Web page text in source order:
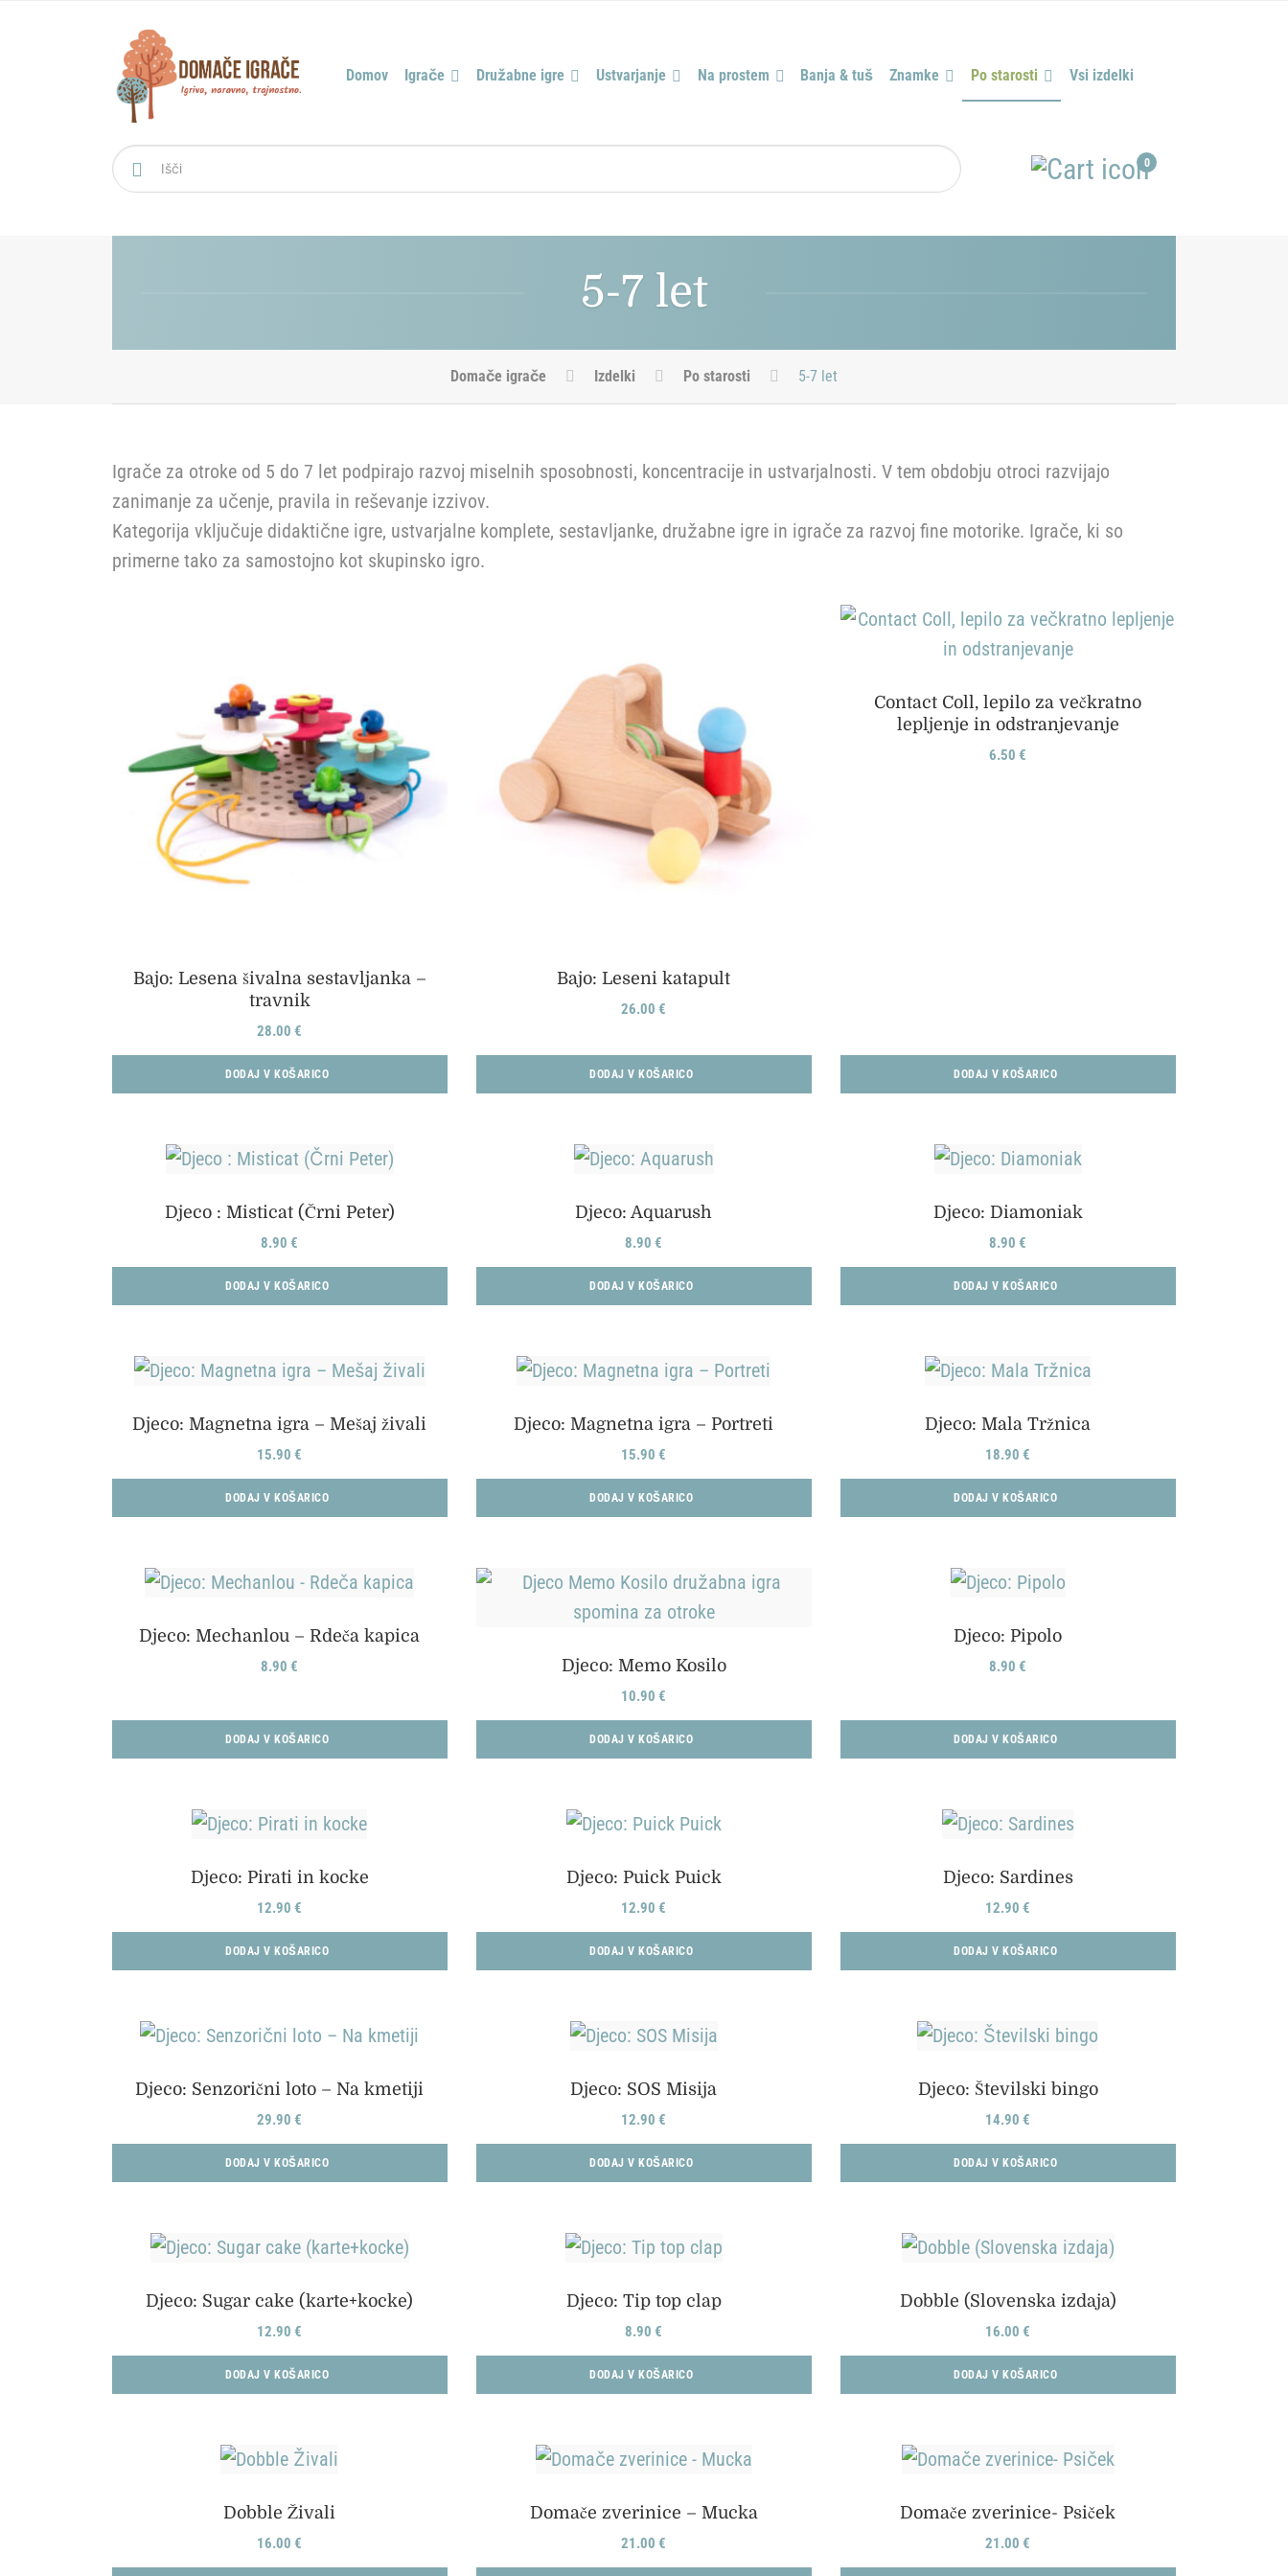
Domov Igrače Družabne igre Ustvarjanje Na prostem Banja & tuš Znamke Po starosti Vsi izdelki
Išči: 0
5-7 let
Domače igrače Izdelki Po starosti 5-7 let
Igrače za otroke od 5 do 7 let podpirajo razvoj miselnih sposobnosti, koncentracije in ustvarjalnosti. V tem obdobju otroci razvijajo
zanimanje za učenje, pravila in reševanje izzivov.
Kategorija vključuje didaktične igre, ustvarjalne komplete, sestavljanke, družabne igre in igrače za razvoj fine motorike. Igrače, ki so
primerne tako za samostojno kot skupinsko igro.
Bajo: Lesena šivalna sestavljanka –
travnik
28.00€
DODAJ V KOŠARICO
Bajo: Leseni katapult
26.00€
DODAJ V KOŠARICO
Contact Coll, lepilo za večkratno
lepljenje in odstranjevanje
6.50€
DODAJ V KOŠARICO
Djeco : Misticat (Črni Peter)
8.90€
DODAJ V KOŠARICO
Djeco: Aquarush
8.90€
DODAJ V KOŠARICO
Djeco: Diamoniak
8.90€
DODAJ V KOŠARICO
Djeco: Magnetna igra – Mešaj živali
15.90€
DODAJ V KOŠARICO
Djeco: Magnetna igra – Portreti
15.90€
DODAJ V KOŠARICO
Djeco: Mala Tržnica
18.90€
DODAJ V KOŠARICO
Djeco: Mechanlou – Rdeča kapica
8.90€
DODAJ V KOŠARICO
Djeco: Memo Kosilo
10.90€
DODAJ V KOŠARICO
Djeco: Pipolo
8.90€
DODAJ V KOŠARICO
Djeco: Pirati in kocke
12.90€
DODAJ V KOŠARICO
Djeco: Puick Puick
12.90€
DODAJ V KOŠARICO
Djeco: Sardines
12.90€
DODAJ V KOŠARICO
Djeco: Senzorični loto – Na kmetiji
29.90€
DODAJ V KOŠARICO
Djeco: SOS Misija
12.90€
DODAJ V KOŠARICO
Djeco: Številski bingo
14.90€
DODAJ V KOŠARICO
Djeco: Sugar cake (karte+kocke)
12.90€
DODAJ V KOŠARICO
Djeco: Tip top clap
8.90€
DODAJ V KOŠARICO
Dobble (Slovenska izdaja)
16.00€
DODAJ V KOŠARICO
Dobble Živali
16.00€
Domače zverinice – Mucka
21.00€
Domače zverinice- Psiček
21.00€